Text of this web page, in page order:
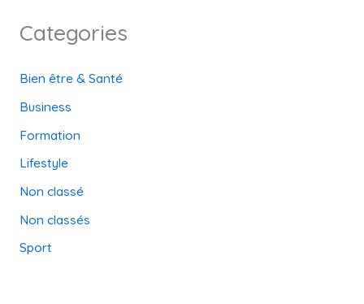
Categories
Bien être & Santé
Business
Formation
Lifestyle
Non classé
Non classés
Sport